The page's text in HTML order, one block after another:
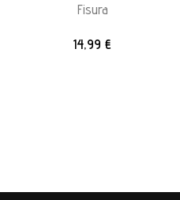
Fisura
14,99 €